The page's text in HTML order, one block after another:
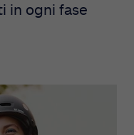
in ogni fase